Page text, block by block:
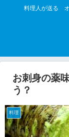
料理人が送る オ
お刺身の薬
う？
料理